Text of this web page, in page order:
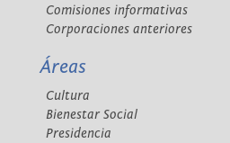
Comisiones informativas
Corporaciones anteriores
Áreas
Cultura
Bienestar Social
Presidencia